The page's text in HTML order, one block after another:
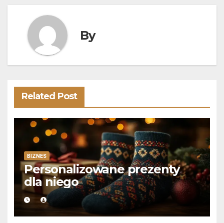
By
Related Post
BIZNES
Personalizowane prezenty
dla niego